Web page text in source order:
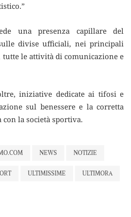
una presenza capillare del
divise ufficiali, nei principali
tutte le attività di comunicazione e
iniziative dedicate ai tifosi e
sul benessere e la corretta
la società sportiva.
NEWS NOTIZIE
ULTIMISSIME ULTIMORA